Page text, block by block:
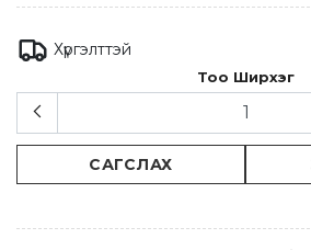
Хүргэлттэй
Тоо Ширхэг
САГСЛАХ